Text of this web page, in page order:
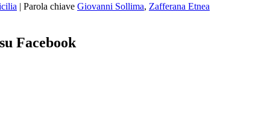
| Parola chiave Giovanni Sollima, Zafferana Etnea
Facebook